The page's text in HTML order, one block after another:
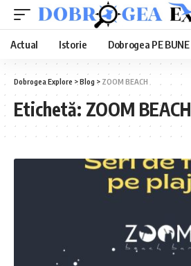
Actual Istorie Dobrogea PE BUNE
Dobrogea Explore >Blog > ZOOM BEACH
Etichetă: ZOOM BEACH